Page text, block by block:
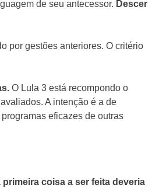
de seu antecessor. Descer
por gestões anteriores. O critério
O Lula 3 está recompondo o
A intenção é a de
eficazes de outras
primeira coisa a ser feita deveria